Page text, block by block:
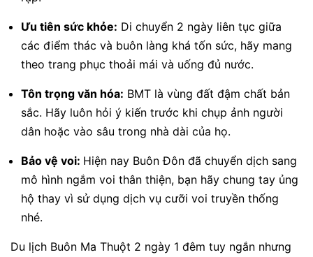
Ưu tiên sức khỏe: Di chuyển 2 ngày liên tục giữa
các điểm thác và buôn làng khá tốn sức, hãy mang
theo trang phục thoải mái và uống đủ nước.
Tôn trọng văn hóa: BMT là vùng đất đậm chất bản
sắc. Hãy luôn hỏi ý kiến trước khi chụp ảnh người
dân hoặc vào sâu trong nhà dài của họ.
Bảo vệ voi: Hiện nay Buôn Đôn đã chuyển dịch sang
mô hình ngắm voi thân thiện, bạn hãy chung tay ủng
hộ thay vì sử dụng dịch vụ cưỡi voi truyền thống
nhé.
Du lịch Buôn Ma Thuột 2 ngày 1 đêm tuy ngắn nhưng